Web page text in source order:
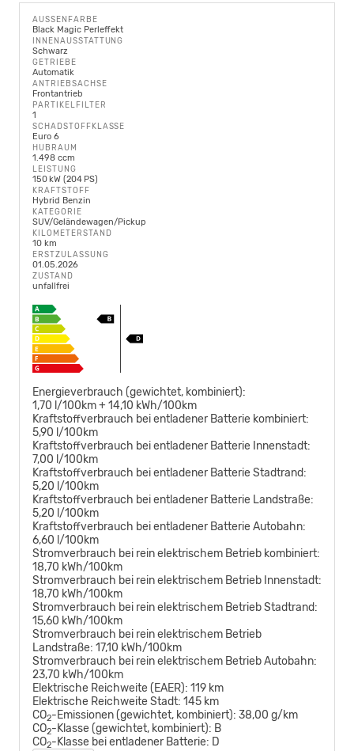
AUSSENFARBE
Black Magic Perleffekt
INNENAUSSTATTUNG
Schwarz
GETRIEBE
Automatik
ANTRIEBSACHSE
Frontantrieb
PARTIKELFILTER
1
SCHADSTOFFKLASSE
Euro 6
HUBRAUM
1.498 ccm
LEISTUNG
150 kW (204 PS)
KRAFTSTOFF
Hybrid Benzin
KATEGORIE
SUV/Geländewagen/Pickup
KILOMETERSTAND
10 km
ERSTZULASSUNG
01.05.2026
ZUSTAND
unfallfrei
Energieverbrauch (gewichtet, kombiniert):
1,70 l/100km + 14,10 kWh/100km
Kraftstoffverbrauch bei entladener Batterie kombiniert:
5,90 l/100km
Kraftstoffverbrauch bei entladener Batterie Innenstadt:
7,00 l/100km
Kraftstoffverbrauch bei entladener Batterie Stadtrand:
5,20 l/100km
Kraftstoffverbrauch bei entladener Batterie Landstraße:
5,20 l/100km
Kraftstoffverbrauch bei entladener Batterie Autobahn:
6,60 l/100km
Stromverbrauch bei rein elektrischem Betrieb kombiniert:
18,70 kWh/100km
Stromverbrauch bei rein elektrischem Betrieb Innenstadt:
18,70 kWh/100km
Stromverbrauch bei rein elektrischem Betrieb Stadtrand:
15,60 kWh/100km
Stromverbrauch bei rein elektrischem Betrieb
Landstraße: 17,10 kWh/100km
Stromverbrauch bei rein elektrischem Betrieb Autobahn:
23,70 kWh/100km
Elektrische Reichweite (EAER): 119 km
Elektrische Reichweite Stadt: 145 km
CO2-Emissionen (gewichtet, kombiniert): 38,00 g/km
CO2-Klasse (gewichtet, kombiniert): B
CO2-Klasse bei entladener Batterie: D